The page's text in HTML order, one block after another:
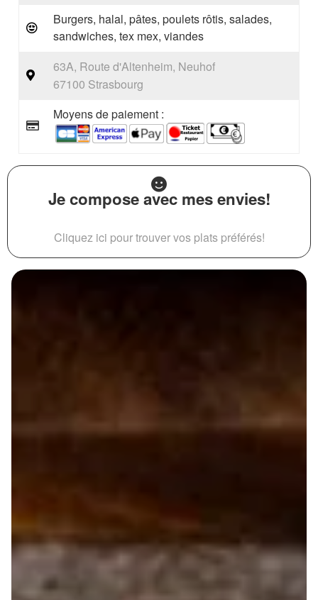
Burgers, halal, pâtes, poulets rôtis, salades,
sandwiches, tex mex, viandes
63A, Route d'Altenheim, Neuhof
67100 Strasbourg
Moyens de paiement :
Je compose avec mes envies!
Cliquez ici pour trouver vos plats préférés!